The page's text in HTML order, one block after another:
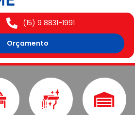
(15) 9 8831-1991
Orçamento